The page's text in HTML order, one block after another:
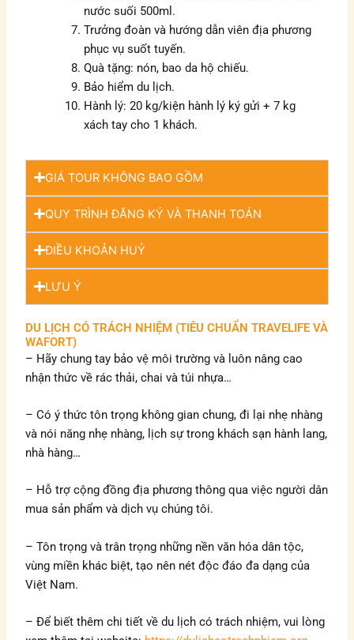
nước suối 500ml.
Trưởng đoàn và hướng dẫn viên địa phương
phục vụ suốt tuyến.
Quà tặng: nón, bao da hộ chiếu.
Bảo hiểm du lịch.
Hành lý: 20 kg/kiện hành lý ký gửi + 7 kg
xách tay cho 1 khách.
GIÁ TOUR KHÔNG BAO GỒM
QUY TRÌNH ĐĂNG KÝ VÀ THANH TOÁN
ĐIỀU KHOẢN HUỶ
LƯU Ý
DU LỊCH CÓ TRÁCH NHIỆM (TIÊU CHUẨN TRAVELIFE VÀ
WAFORT)
– Hãy chung tay bảo vệ môi trường và luôn nâng cao
nhận thức về rác thải, chai và túi nhựa…
– Có ý thức tôn trọng không gian chung, đi lại nhẹ nhàng
và nói năng nhẹ nhàng, lịch sự trong khách sạn hành lang,
nhà hàng…
– Hỗ trợ cộng đồng địa phương thông qua việc người dân
mua sản phẩm và dịch vụ chúng tôi.
– Tôn trọng và trân trọng những nền văn hóa dân tộc,
vùng miền khác biệt, tạo nên nét độc đáo đa dạng của
Việt Nam.
– Để biết thêm chi tiết về du lịch có trách nhiệm, vui lòng